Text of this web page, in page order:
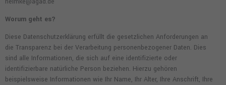
Worum geht es?
Diese Datenschutzerklärung erfüllt die gesetzlichen Anforderungen an
die Transparenz bei der Verarbeitung personenbezogener Daten. Dies
sind alle Informationen, die sich auf eine identifizierte oder
identifizierbare natürliche Person beziehen. Hierzu gehören
beispielsweise Informationen wie Ihr Name, Ihr Alter, Ihre Anschrift, Ihre